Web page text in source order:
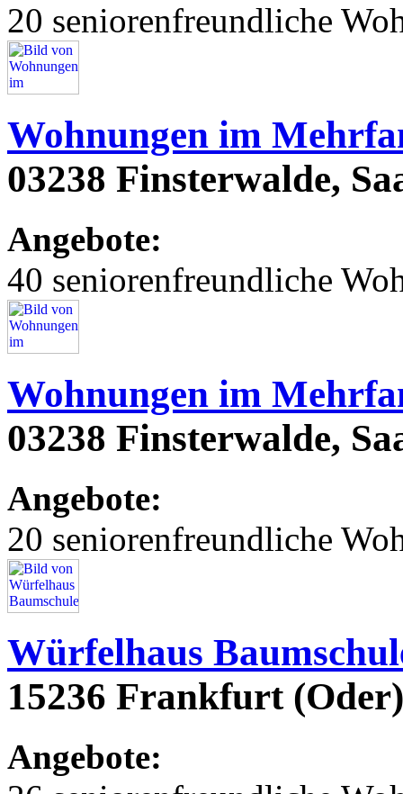
20 seniorenfreundliche
Wohnungen im
03238 Finsterwalde,
Angebote:
40 seniorenfreundliche
Wohnungen im
03238 Finsterwalde,
Angebote:
20 seniorenfreundliche
Würfelhaus
15236 Frankfurt
Angebote: